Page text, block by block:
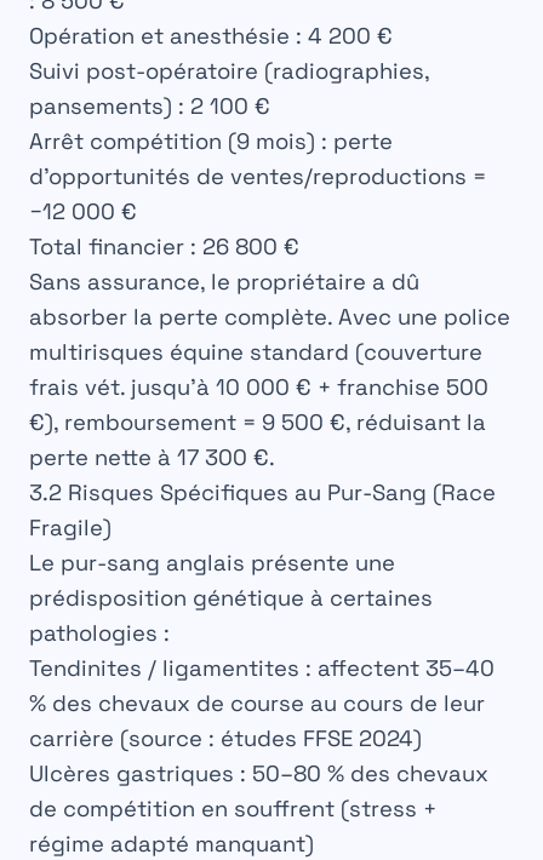
Opération et anesthésie : 4 200 €
Suivi post-opératoire (radiographies,
pansements) : 2 100 €
Arrêt compétition (9 mois) : perte
d’opportunités de ventes/reproductions =
−12 000 €
Total financier : 26 800 €
Sans assurance, le propriétaire a dû
absorber la perte complète. Avec une police
multirisques équine standard (couverture
frais vét. jusqu’à 10 000 € + franchise 500
€), remboursement = 9 500 €, réduisant la
perte nette à 17 300 €.
3.2 Risques Spécifiques au Pur-Sang (Race
Fragile)
Le pur-sang anglais présente une
prédisposition génétique à certaines
pathologies :
Tendinites / ligamentites : affectent 35–40
% des chevaux de course au cours de leur
carrière (source : études FFSE 2024)
Ulcères gastriques : 50–80 % des chevaux
de compétition en souffrent (stress +
régime adapté manquant)